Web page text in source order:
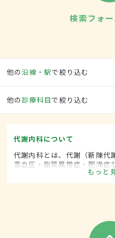
検索フォ
他の沿線・駅で絞り込む
他の 診療科目で絞り込む
代謝内科について
代謝内科とは、代謝（新陳代
高血圧・脂質異常症・肥満症
取り扱う内科の一領域です。
もっと